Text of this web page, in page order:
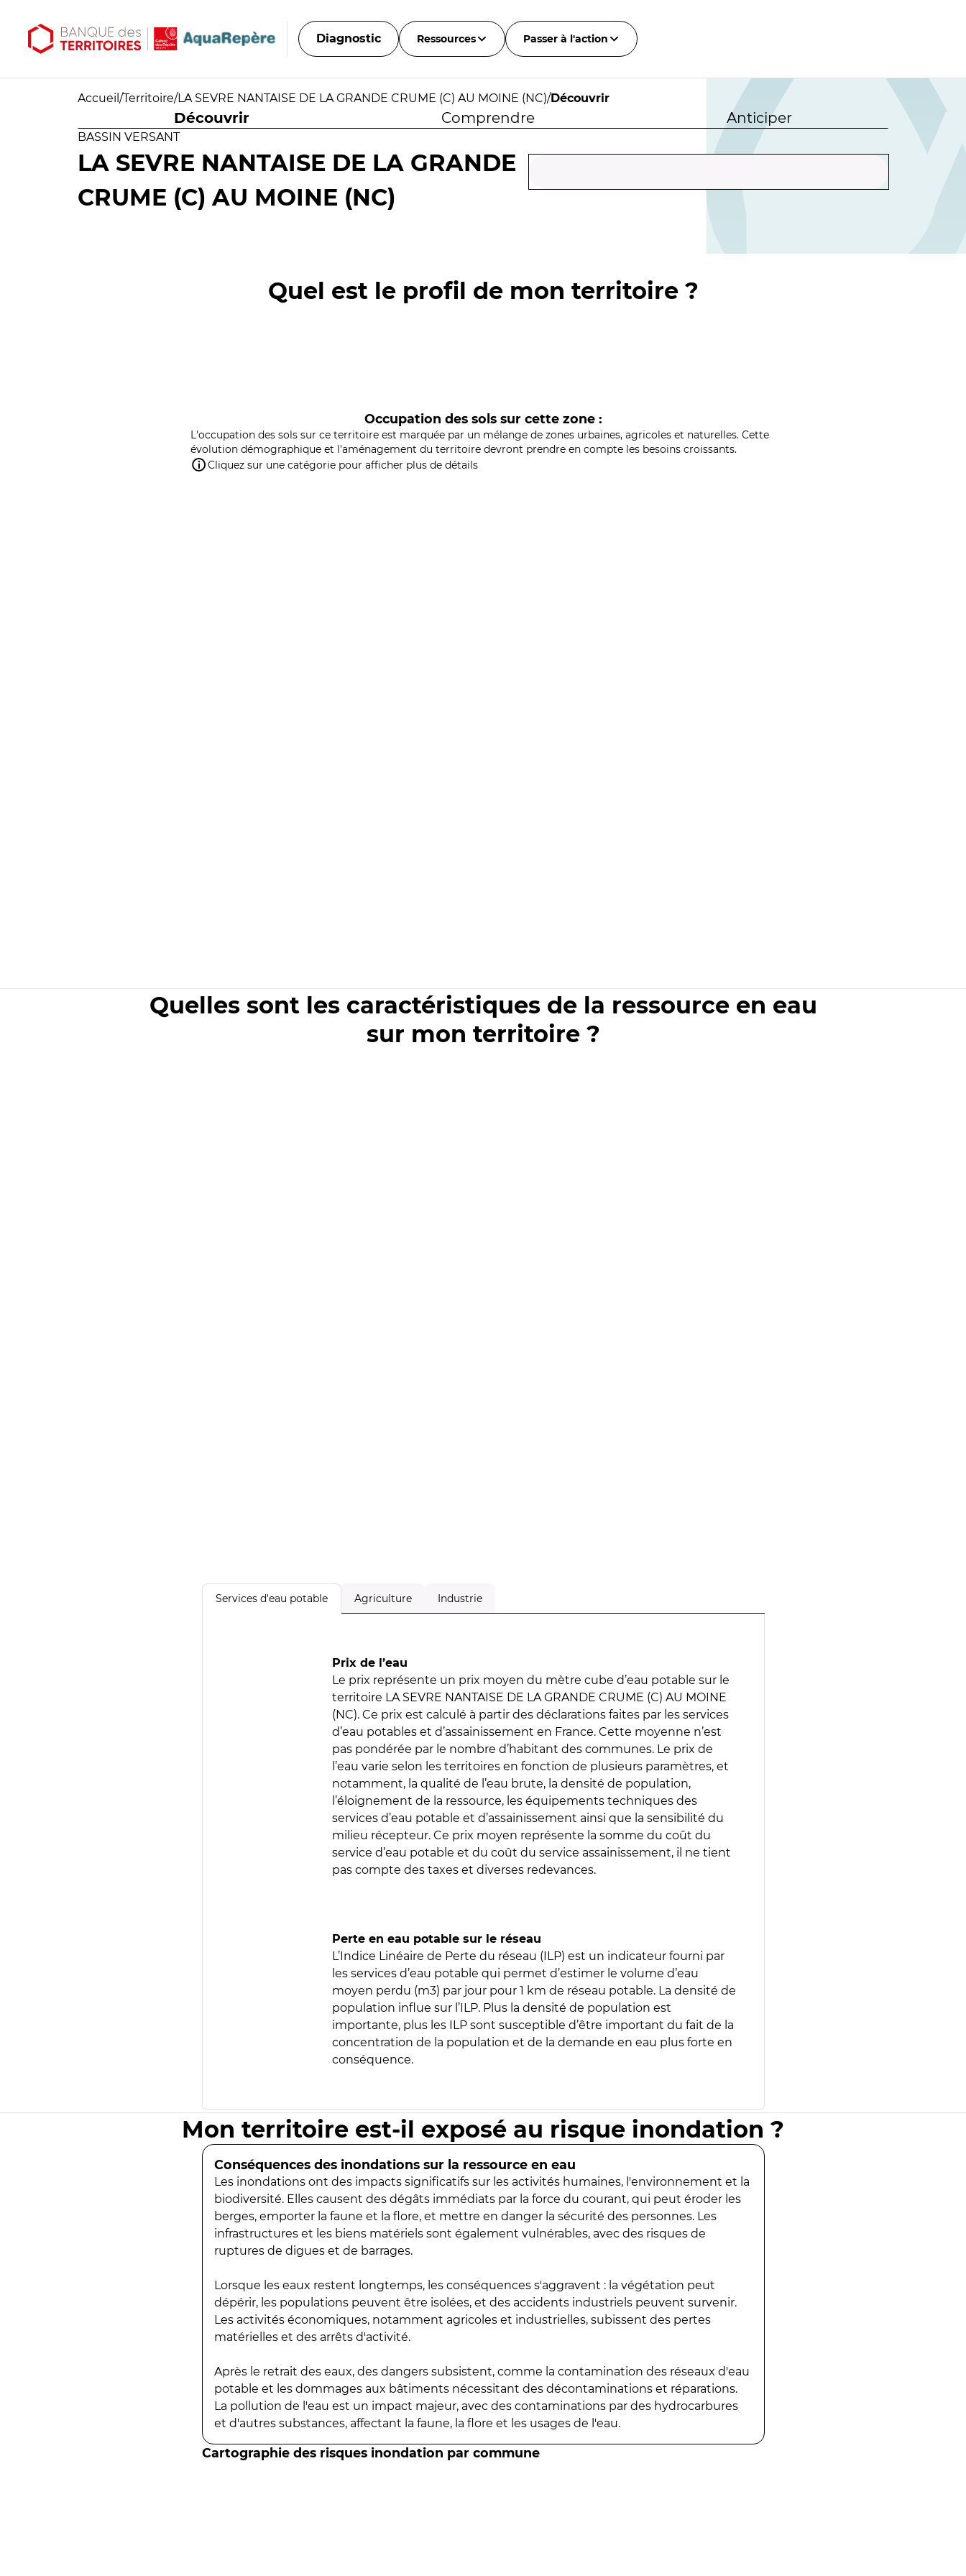
Diagnostic Ressources Passer à l'action
Accueil /Territoire/LA SEVRE NANTAISE DE LA GRANDE CRUME (C) AU MOINE (NC)/Découvrir
Découvrir Comprendre Anticiper
BASSIN VERSANT
LA SEVRE NANTAISE DE LA GRANDE
CRUME (C) AU MOINE (NC)
Quel est le profil de mon territoire ?
Occupation des sols sur cette zone :
L'occupation des sols sur ce territoire est marquée par un mélange de zones urbaines, agricoles et naturelles. Cette
évolution démographique et l'aménagement du territoire devront prendre en compte les besoins croissants.
Cliquez sur une catégorie pour afficher plus de détails
Quelles sont les caractéristiques de la ressource en eau
sur mon territoire ?
Services d'eau potable Agriculture Industrie
Prix de l’eau
Le prix représente un prix moyen du mètre cube d’eau potable sur le
territoire LA SEVRE NANTAISE DE LA GRANDE CRUME (C) AU MOINE
(NC). Ce prix est calculé à partir des déclarations faites par les services
d’eau potables et d’assainissement en France. Cette moyenne n’est
pas pondérée par le nombre d’habitant des communes. Le prix de
l’eau varie selon les territoires en fonction de plusieurs paramètres, et
notamment, la qualité de l’eau brute, la densité de population,
l’éloignement de la ressource, les équipements techniques des
services d’eau potable et d’assainissement ainsi que la sensibilité du
milieu récepteur. Ce prix moyen représente la somme du coût du
service d’eau potable et du coût du service assainissement, il ne tient
pas compte des taxes et diverses redevances.
Perte en eau potable sur le réseau
L’Indice Linéaire de Perte du réseau (ILP) est un indicateur fourni par
les services d’eau potable qui permet d’estimer le volume d’eau
moyen perdu (m3) par jour pour 1 km de réseau potable. La densité de
population influe sur l’ILP. Plus la densité de population est
importante, plus les ILP sont susceptible d’être important du fait de la
concentration de la population et de la demande en eau plus forte en
conséquence.
Mon territoire est-il exposé au risque inondation ?
Conséquences des inondations sur la ressource en eau
Les inondations ont des impacts significatifs sur les activités humaines, l'environnement et la
biodiversité. Elles causent des dégâts immédiats par la force du courant, qui peut éroder les
berges, emporter la faune et la flore, et mettre en danger la sécurité des personnes. Les
infrastructures et les biens matériels sont également vulnérables, avec des risques de
ruptures de digues et de barrages.
Lorsque les eaux restent longtemps, les conséquences s'aggravent : la végétation peut
dépérir, les populations peuvent être isolées, et des accidents industriels peuvent survenir.
Les activités économiques, notamment agricoles et industrielles, subissent des pertes
matérielles et des arrêts d'activité.
Après le retrait des eaux, des dangers subsistent, comme la contamination des réseaux d'eau
potable et les dommages aux bâtiments nécessitant des décontaminations et réparations.
La pollution de l'eau est un impact majeur, avec des contaminations par des hydrocarbures
et d'autres substances, affectant la faune, la flore et les usages de l'eau.
Cartographie des risques inondation par commune